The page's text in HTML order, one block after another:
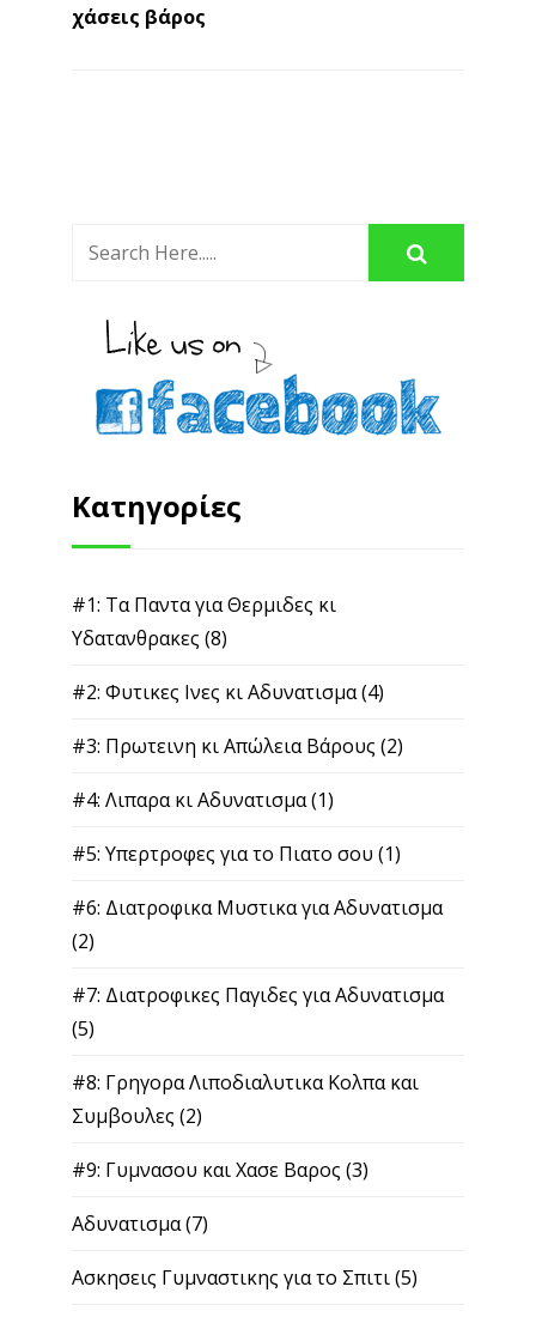
χάσεις βάρος
Κατηγορίες
#1: Τα Παντα για Θερμιδες κι
Υδατανθρακες (8)
#2: Φυτικες Ινες κι Αδυνατισμα(4)
#3: Πρωτεινη κι Απώλεια Βάρους (2)
#4: Λιπαρα κι Αδυνατισμα(1)
#5: Υπερτροφες για το Πιατο σου (1)
#6: Διατροφικα Μυστικα για Αδυνατισμα
(2)
#7: Διατροφικες Παγιδες για Αδυνατισμα
(5)
#8: Γρηγορα Λιποδιαλυτικα Κολπα και
Συμβουλες (2)
#9: Γυμνασου και Χασε Βαρος (3)
Αδυνατισμα(7)
Ασκησεις Γυμναστικης για το Σπιτι(5)